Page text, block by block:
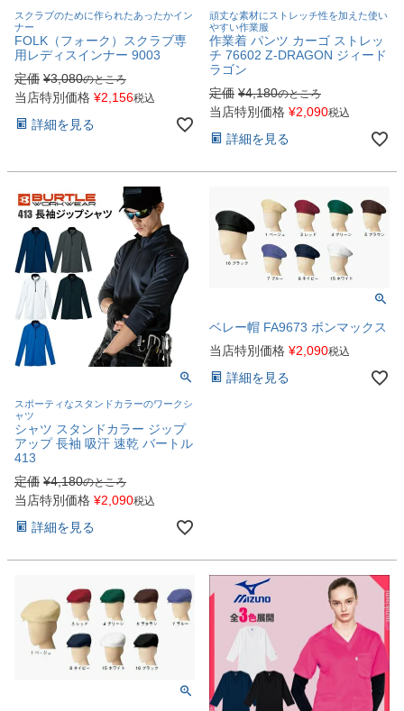
スクラブのために作られたあったかイン
ナー
FOLK（フォーク）スクラブ専
用レディスインナー 9003
定価 ¥3,080のところ
当店特別価格 ¥2,156税込
詳細を見る
頑丈な素材にストレッチ性を加えた使い
やすい作業服
作業着 パンツ カーゴ ストレッ
チ 76602 Z-DRAGON ジィード
ラゴン
定価 ¥4,180のところ
当店特別価格 ¥2,090税込
詳細を見る
スポーティなスタンドカラーのワークシ
ャツ
シャツ スタンドカラー ジップ
アップ 長袖 吸汗 速乾 バートル
413
定価 ¥4,180のところ
当店特別価格 ¥2,090税込
詳細を見る
ベレー帽 FA9673 ボンマックス
当店特別価格 ¥2,090税込
詳細を見る